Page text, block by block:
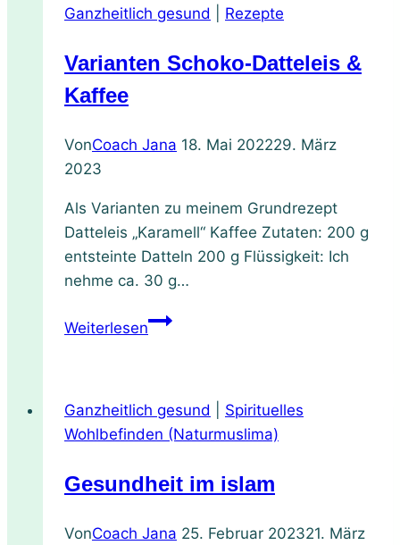
aus
Tropen
Ganzheitlich gesund Rezepte
Varianten Schoko-Datteleis &
Kaffee
VonCoach Jana 18. Mai 202229. März
2023
Als Varianten zu meinem Grundrezept
Datteleis „Karamell“ Kaffee Zutaten: 200 g
entsteinte Datteln 200 g Flüssigkeit: Ich
nehme ca. 30 g…
WeiterlesenVarianten
Kaffee
Ganzheitlich gesund
Spirituelles
Wohlbefinden (Naturmuslima)
Gesundheit im islam
VonCoach Jana 25. Februar 202321. März